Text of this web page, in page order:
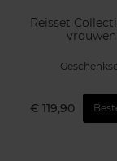
Reisset
vrouwen
€ 119,90